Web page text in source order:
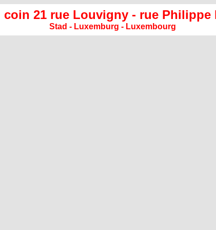
coin 21 rue Louvigny - rue Philippe
Stad - Luxemburg - Luxembourg